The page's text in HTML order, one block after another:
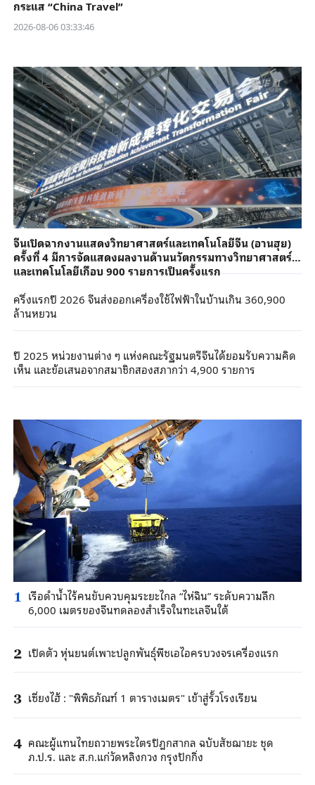
กระแส “China Travel”
2026-08-06 03:33:46
จีนเปิดฉากงานแสดงวิทยาศาสตร์และเทคโนโลยีจีน (อานฮุย)
ครั้งที่ 4 มีการจัดแสดงผลงานด้านนวัตกรรมทางวิทยาศาสตร์
และเทคโนโลยีเกือบ 900 รายการเป็นครั้งแรก
ครึ่งแรกปี 2026 จีนส่งออกเครื่องใช้ไฟฟ้าในบ้านเกิน 360,900
ล้านหยวน
ปี 2025 หน่วยงานต่าง ๆ แห่งคณะรัฐมนตรีจีนได้ยอมรับความคิด
เห็น และข้อเสนอจากสมาชิกสองสภากว่า 4,900 รายการ
1 เรือดำน้ำไร้คนขับควบคุมระยะไกล “ไห่ฉิน” ระดับความลึก
6,000 เมตรของจีนทดลองสำเร็จในทะเลจีนใต้
2 เปิดตัว หุ่นยนต์เพาะปลูกพันธุ์พืชเอไอครบวงจรเครื่องแรก
3 เซี่ยงไฮ้ : "พิพิธภัณฑ์ 1 ตารางเมตร" เข้าสู่รั้วโรงเรียน
4 คณะผู้แทนไทยถวายพระไตรปิฎกสากล ฉบับสัชฌายะ ชุด
ภ.ป.ร. และ ส.ก.แก่วัดหลิงกวง กรุงปักกิ่ง